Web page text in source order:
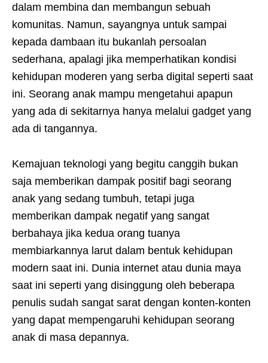
dalam membina dan membangun sebuah
komunitas. Namun, sayangnya untuk sampai
kepada dambaan itu bukanlah persoalan
sederhana, apalagi jika memperhatikan kondisi
kehidupan moderen yang serba digital seperti saat
ini. Seorang anak mampu mengetahui apapun
yang ada di sekitarnya hanya melalui gadget yang
ada di tangannya.
Kemajuan teknologi yang begitu canggih bukan
saja memberikan dampak positif bagi seorang
anak yang sedang tumbuh, tetapi juga
memberikan dampak negatif yang sangat
berbahaya jika kedua orang tuanya
membiarkannya larut dalam bentuk kehidupan
modern saat ini. Dunia internet atau dunia maya
saat ini seperti yang disinggung oleh beberapa
penulis sudah sangat sarat dengan konten-konten
yang dapat mempengaruhi kehidupan seorang
anak di masa depannya.